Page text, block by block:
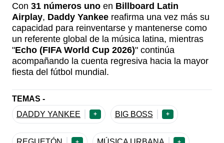
Con 31 números uno en Billboard Latin
Airplay, Daddy Yankee reafirma una vez más su
capacidad para reinventarse y mantenerse como
un referente global de la música latina, mientras
"Echo (FIFA World Cup 2026)" continúa
acompañando la cuenta regresiva hacia la mayor
fiesta del fútbol mundial.
TEMAS -
DADDY YANKEE
+ BIG BOSS +